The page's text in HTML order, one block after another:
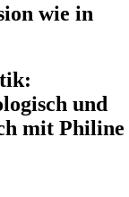
wie in
und
mit Philine